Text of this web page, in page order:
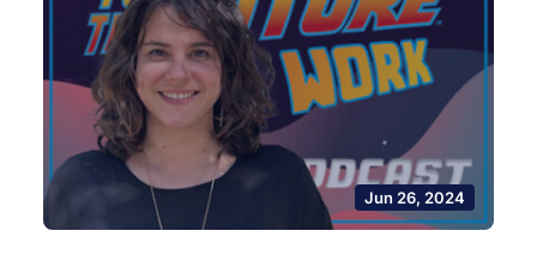
Jun 26, 2024